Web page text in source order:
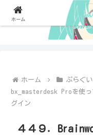
ホーム ぷらぐ
bx_masterdesk Proを使
グイン
４４９．
ホーム